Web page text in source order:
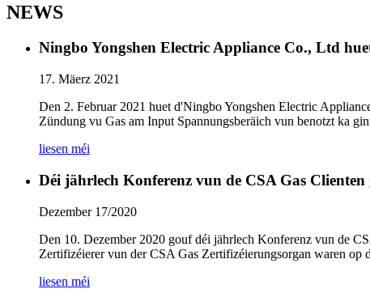
NEWS
Ningbo Yongshen Electric Appliance Co., Ltd
17. Mäerz 2021
Den 2. Februar 2021 huet d'Ningbo Yongshen Electric
Zündung vu Gas am Input Spannungsberäich vun benotzt ka
liesen méi
Déi jährlech Konferenz vun de CSA Gas
Dezember 17/2020
Den 10. Dezember 2020 gouf déi jährlech Konferenz vun de
Zertifizéierer vun der CSA Gas Zertifizéierungsorgan waren
liesen méi